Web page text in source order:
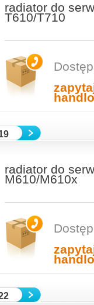
radiator do
T610/T710
radiator do
M610/M610x